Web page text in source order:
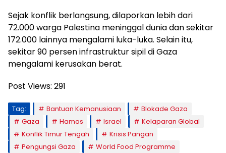
Sejak konflik berlangsung, dilaporkan lebih dari
72.000 warga Palestina meninggal dunia dan sekitar
172.000 lainnya mengalami luka-luka. Selain itu,
sekitar 90 persen infrastruktur sipil di Gaza
mengalami kerusakan berat.
Post Views: 291
Tag: Bantuan Kemanusiaan
Blokade Gaza
Gaza
Hamas Israel
Kelaparan Global
Konflik Timur Tengah
Krisis Pangan
Pengungsi Gaza
World Food Programme